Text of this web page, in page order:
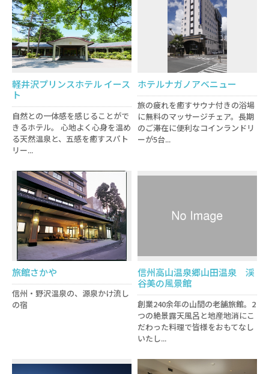
軽井沢プリンスホテル イース
ト
自然との一体感を感じることがで
きるホテル。 心地よく心身を温め
る天然温泉と、五感を癒すスパト
リー...
ホテルナガノアベニュー
旅の疲れを癒すサウナ付きの浴場
に無料のマッサージチェア。長期
のご滞在に便利なコインランドリ
ーが5台...
旅館さかや
信州・野沢温泉の、源泉かけ流し
の宿
信州高山温泉郷山田温泉 渓
谷美の風景館
創業240余年の山間の老舗旅館。2
つの絶景露天風呂と地産地消にこ
だわった料理で皆様をおもてなし
いたし...